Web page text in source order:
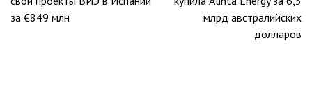
записям
за €849 млн
млрд австралийских
долларов